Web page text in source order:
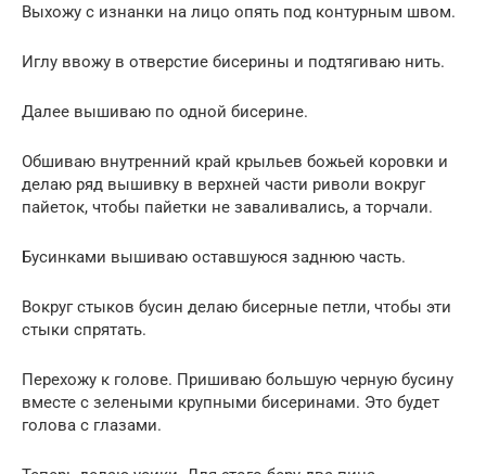
Выхожу с изнанки на лицо опять под контурным швом.
Иглу ввожу в отверстие бисерины и подтягиваю нить.
Далее вышиваю по одной бисерине.
Обшиваю внутренний край крыльев божьей коровки и
делаю ряд вышивку в верхней части риволи вокруг
пайеток, чтобы пайетки не заваливались, а торчали.
Бусинками вышиваю оставшуюся заднюю часть.
Вокруг стыков бусин делаю бисерные петли, чтобы эти
стыки спрятать.
Перехожу к голове. Пришиваю большую черную бусину
вместе с зелеными крупными бисеринами. Это будет
голова с глазами.